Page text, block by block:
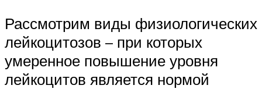
Рассмотрим виды физиологических
лейкоцитозов – при которых
умеренное повышение уровня
лейкоцитов является нормой